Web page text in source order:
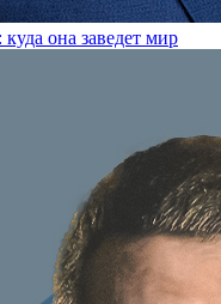
она заведет мир